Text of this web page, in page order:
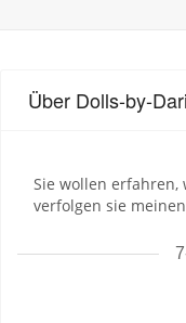
Über Dolls-by-
Sie wollen erfahren,
verfolgen sie